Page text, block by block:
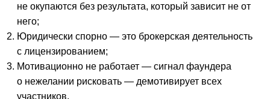
не окупаются без результата, который зависит не от
него;
Юридически спорно — это брокерская деятельность
с лицензированием;
Мотивационно не работает — сигнал фаундера
о нежелании рисковать — демотивирует всех
участников.